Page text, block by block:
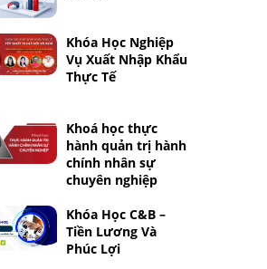
Khóa Học Nghiệp
Vụ Xuất Nhập Khẩu
Thực Tế
Khoá học thực
hành quản trị hành
chính nhân sự
chuyên nghiệp
Khóa Học C&B –
Tiền Lương Và
Phúc Lợi